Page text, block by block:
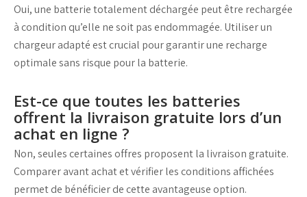
Oui, une batterie totalement déchargée peut être rechargée
à condition qu’elle ne soit pas endommagée. Utiliser un
chargeur adapté est crucial pour garantir une recharge
optimale sans risque pour la batterie.
Est-ce que toutes les batteries
offrent la livraison gratuite lors d’un
achat en ligne ?
Non, seules certaines offres proposent la livraison gratuite.
Comparer avant achat et vérifier les conditions affichées
permet de bénéficier de cette avantageuse option.